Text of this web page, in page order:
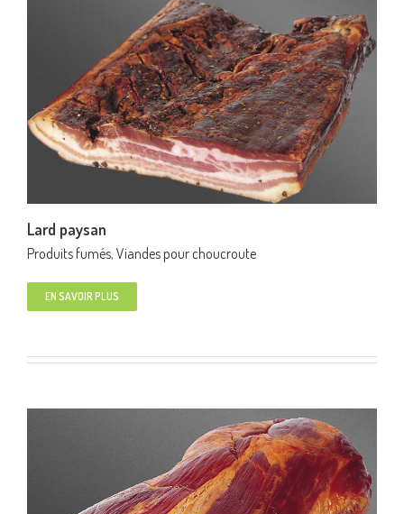
Lard paysan
Produits fumés, Viandes pour choucroute
EN SAVOIR PLUS